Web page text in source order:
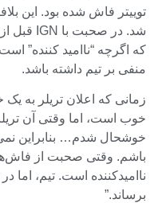
توییتر فاش شده بود. این
که اگرچه “ناامید کننده”
منفی بر تیم داشته باشد.
زمانی که اعلان تریلر به
خوب است، اما وقتی آن تریلر
خوشحال شدم… بنابراین
باشم. وقتی صحبت از
ناامیدکننده است. تیم، اما
برساند.”